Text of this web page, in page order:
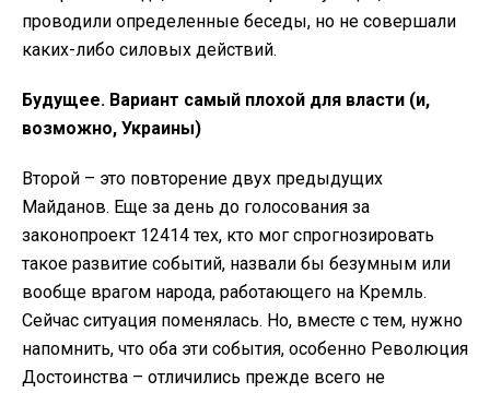
проводили определенные беседы, но не совершали
каких-либо силовых действий.
Будущее. Вариант самый плохой для власти (и,
возможно, Украины)
Второй – это повторение двух предыдущих
Майданов. Еще за день до голосования за
законопроект 12414 тех, кто мог спрогнозировать
такое развитие событий, назвали бы безумным или
вообще врагом народа, работающего на Кремль.
Сейчас ситуация поменялась. Но, вместе с тем, нужно
напомнить, что оба эти события, особенно Революция
Достоинства – отличились прежде всего не